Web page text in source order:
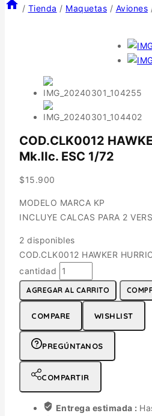
/ Tienda / Maquetas / Aviones
COD.CLK0012
Mk.IIc. ESC 1/72
$15.900
MODELO MARCA KP
INCLUYE CALCAS PARA 2
2 disponibles
COD.CLK0012 HAWKER
cantidad
AGREGAR AL CARRITO
COMPARE WISHLIST
PREGÚNTANOS
COMPARTIR
Entrega estimada :